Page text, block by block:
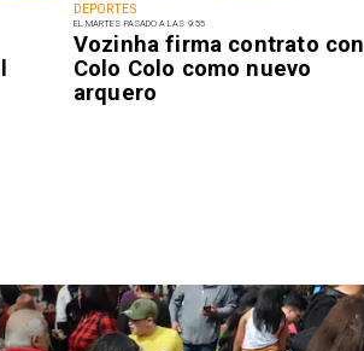
DEPORTES
EL MARTES PASADO A LAS 9:55
Vozinha firma contrato con
Colo Colo como nuevo
arquero